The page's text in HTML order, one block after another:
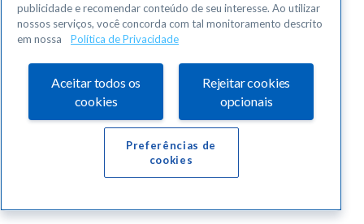
publicidade e recomendar conteúdo de seu interesse. Ao utilizar
nossos serviços, você concorda com tal monitoramento descrito
em nossa
Política de Privacidade
Aceitar todos os
cookies
Rejeitar cookies
opcionais
Preferências de
cookies